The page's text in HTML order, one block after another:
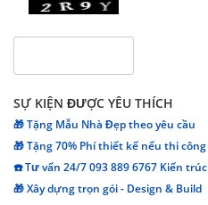
SỰ KIỆN ĐƯỢC YÊU THÍCH
🎁 Tặng Mẫu Nhà Đẹp theo yêu cầu
🎁 Tặng 70% Phí thiết kế nếu thi
☎️ Tư vấn 24/7 093 889 6767 Kiến
🎁 Xây dựng trọn gói - Design & Build